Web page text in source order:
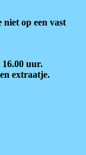
op een vast
uur.
extraatje.